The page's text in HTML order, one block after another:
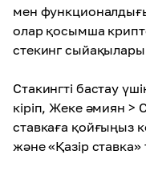
мен
олар қосымша
стекинг
Стакингті бастау
кіріп, Жеке әмиян >
ставкаға қойғыңыз
және «Қазір